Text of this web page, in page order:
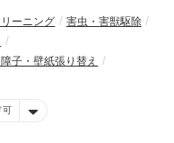
ーニング
害虫・害獣駆除
子・壁紙張り替え
可